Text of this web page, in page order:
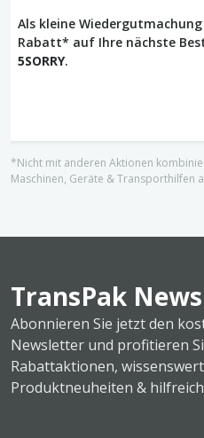
Als kleine
Rabatt* auf Ihre nächste
5SORRY.
*Nicht mit anderen Aktionen
Maschinen, Geräte & Transporthilfen
TransPak
Abonnieren Sie jetzt den
Newsletter und profitieren
Rabattaktionen,
Produktneuheiten &